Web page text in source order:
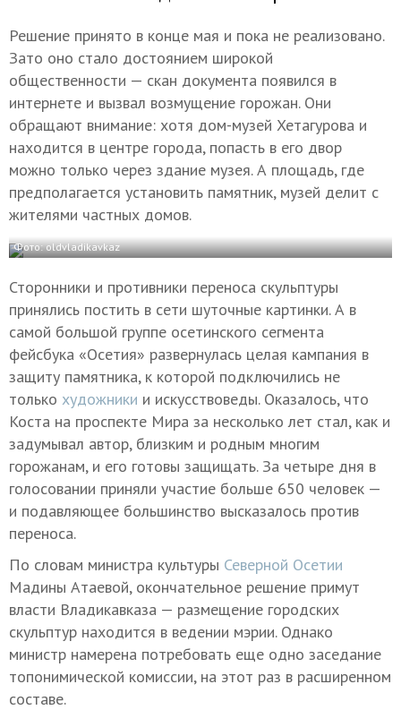
Решение принято в конце мая и пока не реализовано.
Зато оно стало достоянием широкой
общественности — скан документа появился в
интернете и вызвал возмущение горожан. Они
обращают внимание: хотя дом-музей Хетагурова и
находится в центре города, попасть в его двор
можно только через здание музея. А площадь, где
предполагается установить памятник, музей делит с
жителями частных домов.
Фото: oldvladikavkaz
Сторонники и противники переноса скульптуры
принялись постить в сети шуточные картинки. А в
самой большой группе осетинского сегмента
фейсбука «Осетия» развернулась целая кампания в
защиту памятника, к которой подключились не
только художники и искусствоведы. Оказалось, что
Коста на проспекте Мира за несколько лет стал, как и
задумывал автор, близким и родным многим
горожанам, и его готовы защищать. За четыре дня в
голосовании приняли участие больше 650 человек —
и подавляющее большинство высказалось против
переноса.
По словам министра культуры Северной Осетии
Мадины Атаевой, окончательное решение примут
власти Владикавказа — размещение городских
скульптур находится в ведении мэрии. Однако
министр намерена потребовать еще одно заседание
топонимической комиссии, на этот раз в расширенном
составе.